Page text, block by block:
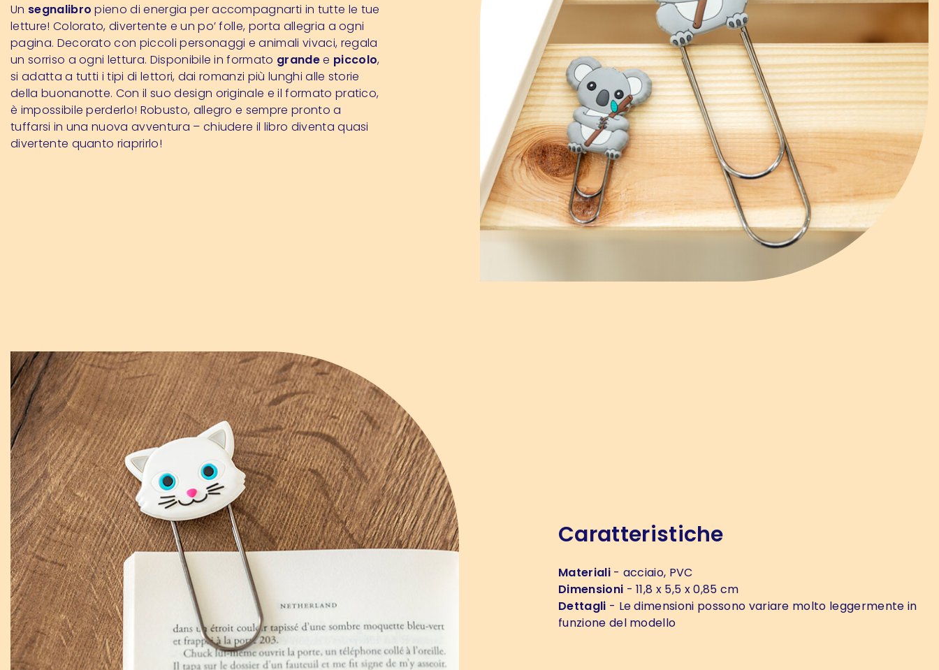
Un segnalibro pieno di energia per accompagnarti in tutte le tue
letture! Colorato, divertente e un po’ folle, porta allegria a ogni
pagina. Decorato con piccoli personaggi e animali vivaci, regala
un sorriso a ogni lettura. Disponibile in formato grandee piccolo,
si adatta a tutti i tipi di lettori, dai romanzi più lunghi alle storie
della buonanotte. Con il suo design originale e il formato pratico,
è impossibile perderlo! Robusto, allegro e sempre pronto a
tuffarsi in una nuova avventura – chiudere il libro diventa quasi
divertente quanto riaprirlo!
Caratteristiche
Materiali- acciaio, PVC
Dimensioni - 11,8 x 5,5 x 0,85 cm
Dettagli - Le dimensioni possono variare molto leggermente in
funzione del modello